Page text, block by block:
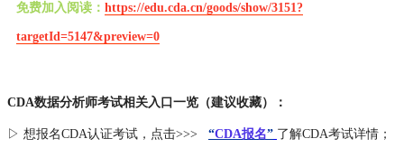
免费加入阅读： https://edu.cda.cn/goods/show/3151?
targetId=5147&preview=0
CDA数据分析师考试相关入口一览（建议收藏）：
▷ 想报名CDA认证考试，点击>>> “CDA报名” 了解CDA考试详情；